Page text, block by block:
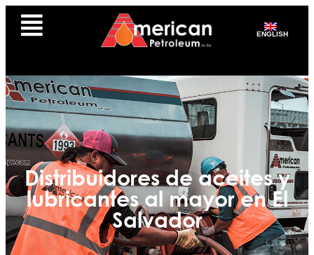
ENGLISH
Distribuidores de aceites y
lubricantes al mayor en El
Salvador